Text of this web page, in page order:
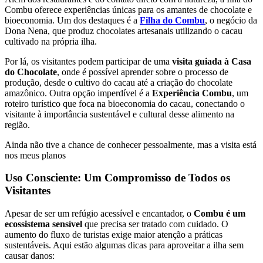
Combu oferece experiências únicas para os amantes de chocolate e
bioeconomia. Um dos destaques é a Filha do Combu, o negócio da
Dona Nena, que produz chocolates artesanais utilizando o cacau
cultivado na própria ilha.
Por lá, os visitantes podem participar de uma visita guiada à Casa
do Chocolate, onde é possível aprender sobre o processo de
produção, desde o cultivo do cacau até a criação do chocolate
amazônico. Outra opção imperdível é a Experiência Combu, um
roteiro turístico que foca na bioeconomia do cacau, conectando o
visitante à importância sustentável e cultural desse alimento na
região.
Ainda não tive a chance de conhecer pessoalmente, mas a visita está
nos meus planos
Uso Consciente: Um Compromisso de Todos os
Visitantes
Apesar de ser um refúgio acessível e encantador, o Combu é um
ecossistema sensível que precisa ser tratado com cuidado. O
aumento do fluxo de turistas exige maior atenção a práticas
sustentáveis. Aqui estão algumas dicas para aproveitar a ilha sem
causar danos: